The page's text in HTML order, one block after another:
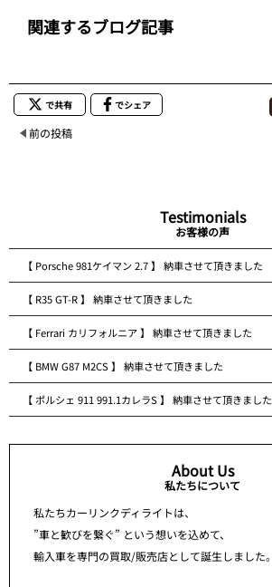
関連するブログ記事
で共有 でシェア
前の投稿
Testimonials
お客様の声
【 Porsche 981ケイマン 2.7 】 納車させて頂きました
【 R35 GT-R 】 納車させて頂きました
【 Ferrari カリフォルニア 】 納車させて頂きました
【 BMW G87 M2CS 】 納車させて頂きました
【 ポルシェ 911 991.1カレラS 】 納車させて頂きました
About Us
私たちについて
私たちカーリンクディライトは、
”車と歓びを繋ぐ” という想いを込めて、
輸入車を専門の買取/販売店として誕生しました。